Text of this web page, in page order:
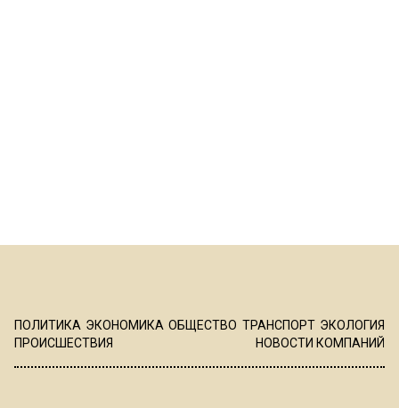
ПОЛИТИКА ЭКОНОМИКА ОБЩЕСТВО ТРАНСПОРТ ЭКОЛОГИЯ
ПРОИСШЕСТВИЯ
НОВОСТИ КОМПАНИЙ